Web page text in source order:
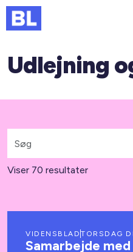
Genveje
Kurser og arrangementer
MitBL
Udlejning
Viser 70 resultater
VIDENSBLAD TORSDAG
Samarbejde